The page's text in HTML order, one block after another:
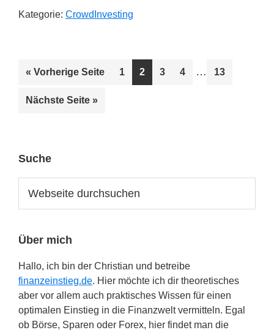
+
Kategorie: CrowdInvesting
« Vorherige Seiteaufrufen
Seite
1 Seite
2 Seite
3 Seite
4
Weggelassene
… Seite
13
Nächste Seite aufrufen
»
Seitenspalte
Suche
durchsuchen
Über mich
Hallo, ich bin der Christian und betreibe
finanzeinstieg.de. Hier möchte ich dir theoretisches
aber vor allem auch praktisches Wissen für einen
optimalen Einstieg in die Finanzwelt vermitteln. Egal
ob Börse, Sparen oder Forex, hier findet man die